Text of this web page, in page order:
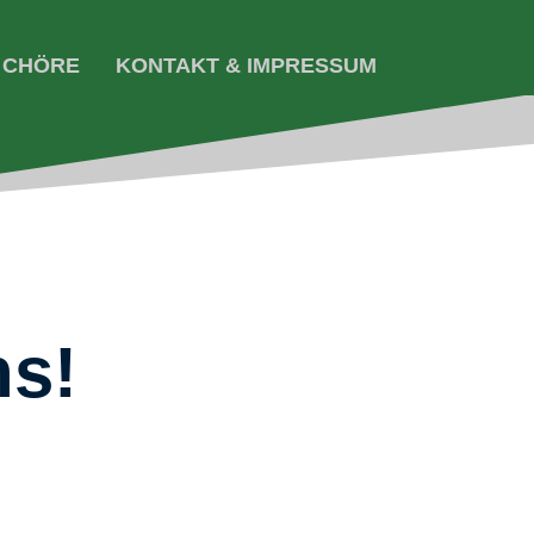
KONTAKT & IMPRESSUM